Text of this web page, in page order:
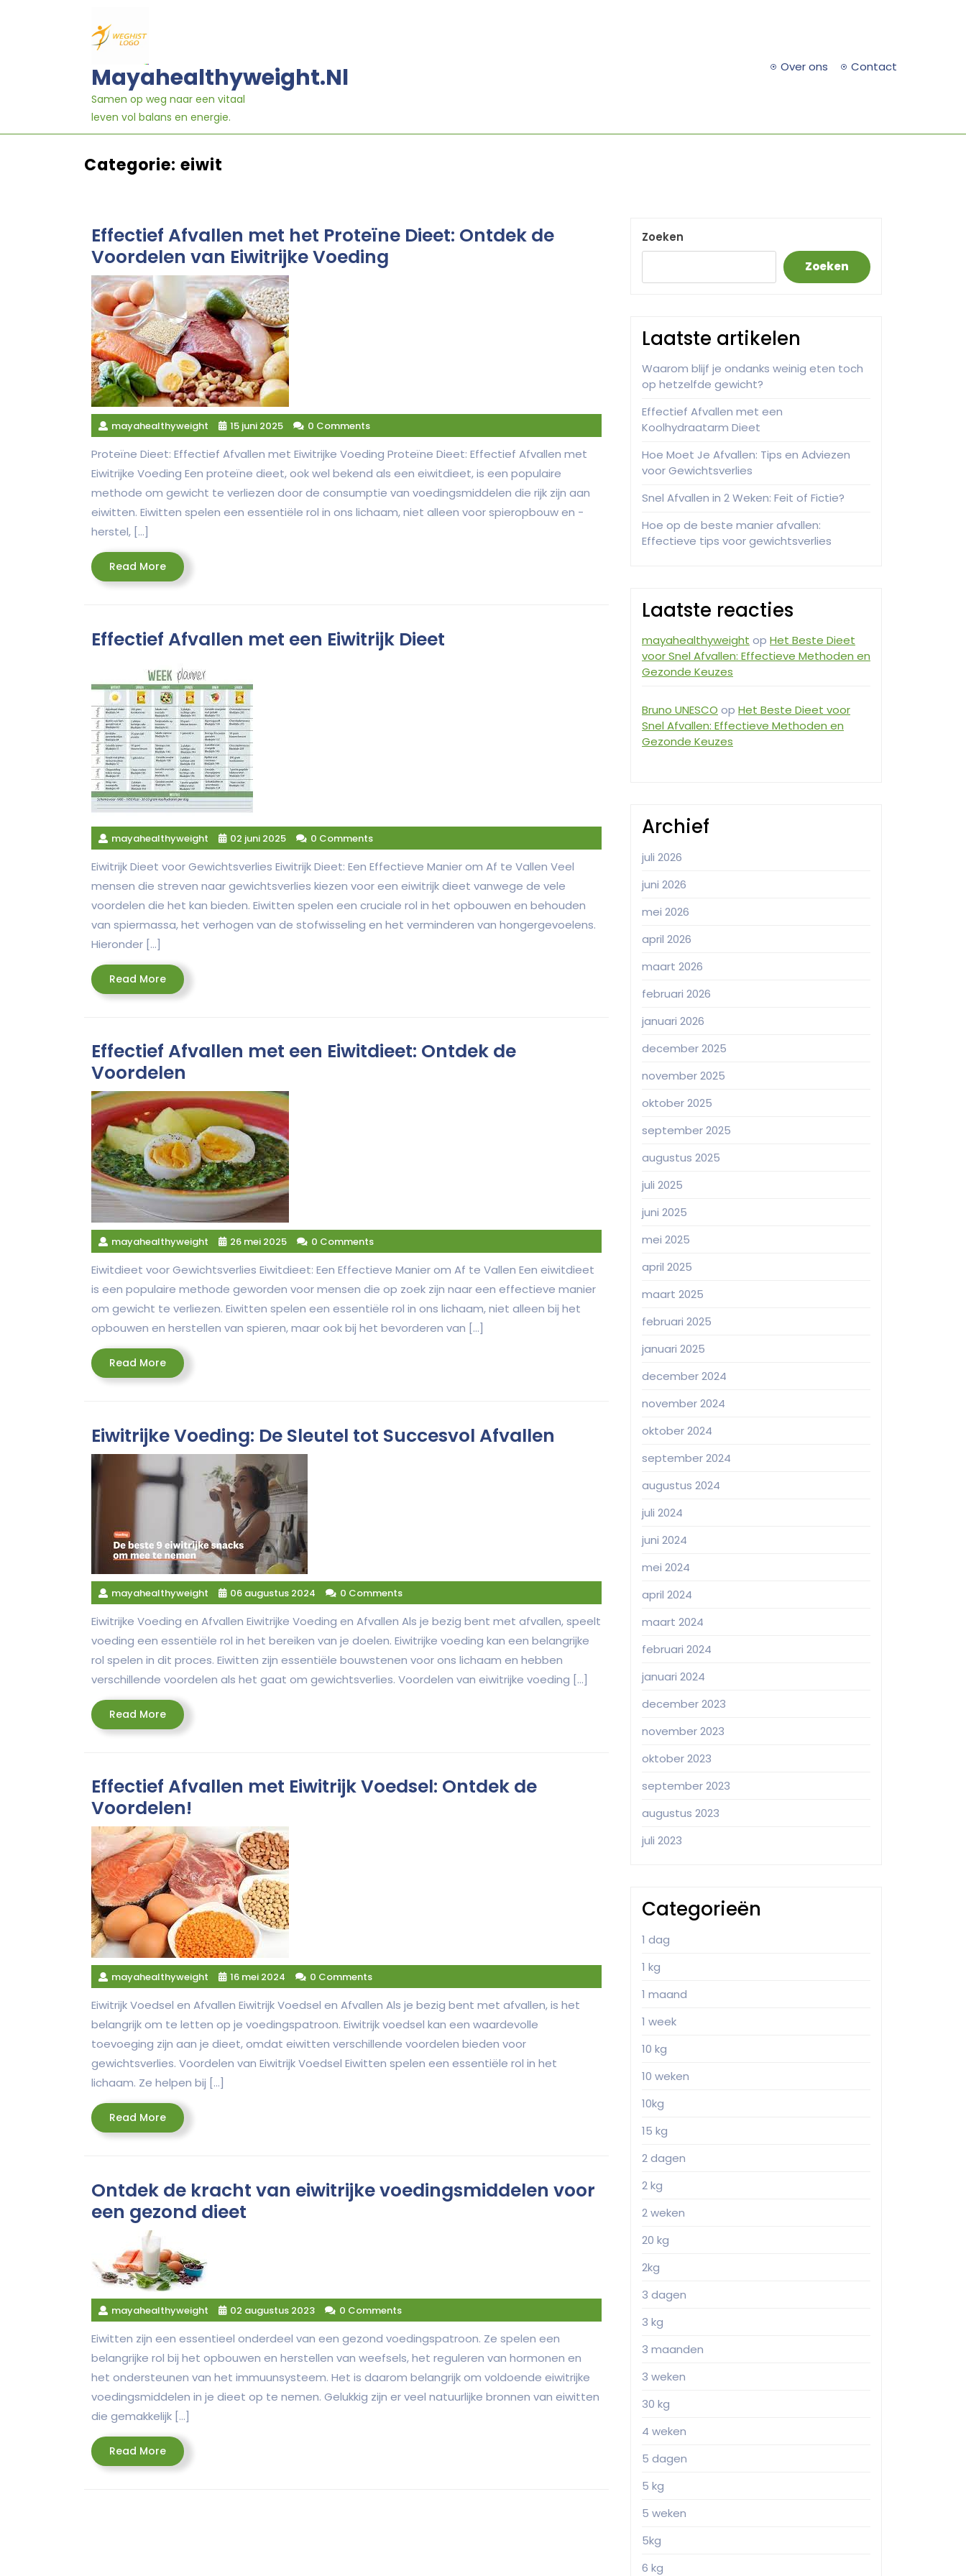
Mayahealthyweight.nl
Samen op weg naar een vitaal
leven vol balans en energie.
Over ons Contact
Categorie: eiwit
Effectief Afvallen met het Proteïne Dieet: Ontdek de
Voordelen van Eiwitrijke Voeding
mayahealthyweight 15 juni 2025 0 Comments
Proteïne Dieet: Effectief Afvallen met Eiwitrijke Voeding Proteïne Dieet: Effectief Afvallen met
Eiwitrijke Voeding Een proteïne dieet, ook wel bekend als een eiwitdieet, is een populaire
methode om gewicht te verliezen door de consumptie van voedingsmiddelen die rijk zijn aan
eiwitten. Eiwitten spelen een essentiële rol in ons lichaam, niet alleen voor spieropbouw en -
herstel, […]
Read MoreRead
More
Effectief Afvallen met een Eiwitrijk Dieet
mayahealthyweight 02 juni 2025 0 Comments
Eiwitrijk Dieet voor Gewichtsverlies Eiwitrijk Dieet: Een Effectieve Manier om Af te Vallen Veel
mensen die streven naar gewichtsverlies kiezen voor een eiwitrijk dieet vanwege de vele
voordelen die het kan bieden. Eiwitten spelen een cruciale rol in het opbouwen en behouden
van spiermassa, het verhogen van de stofwisseling en het verminderen van hongergevoelens.
Hieronder […]
Read MoreRead
More
Effectief Afvallen met een Eiwitdieet: Ontdek de
Voordelen
mayahealthyweight 26 mei 2025 0 Comments
Eiwitdieet voor Gewichtsverlies Eiwitdieet: Een Effectieve Manier om Af te Vallen Een eiwitdieet
is een populaire methode geworden voor mensen die op zoek zijn naar een effectieve manier
om gewicht te verliezen. Eiwitten spelen een essentiële rol in ons lichaam, niet alleen bij het
opbouwen en herstellen van spieren, maar ook bij het bevorderen van […]
Read MoreRead
More
Eiwitrijke Voeding: De Sleutel tot Succesvol Afvallen
mayahealthyweight 06 augustus 2024 0 Comments
Eiwitrijke Voeding en Afvallen Eiwitrijke Voeding en Afvallen Als je bezig bent met afvallen, speelt
voeding een essentiële rol in het bereiken van je doelen. Eiwitrijke voeding kan een belangrijke
rol spelen in dit proces. Eiwitten zijn essentiële bouwstenen voor ons lichaam en hebben
verschillende voordelen als het gaat om gewichtsverlies. Voordelen van eiwitrijke voeding […]
Read MoreRead
More
Effectief Afvallen met Eiwitrijk Voedsel: Ontdek de
Voordelen!
mayahealthyweight 16 mei 2024 0 Comments
Eiwitrijk Voedsel en Afvallen Eiwitrijk Voedsel en Afvallen Als je bezig bent met afvallen, is het
belangrijk om te letten op je voedingspatroon. Eiwitrijk voedsel kan een waardevolle
toevoeging zijn aan je dieet, omdat eiwitten verschillende voordelen bieden voor
gewichtsverlies. Voordelen van Eiwitrijk Voedsel Eiwitten spelen een essentiële rol in het
lichaam. Ze helpen bij […]
Read MoreRead
More
Ontdek de kracht van eiwitrijke voedingsmiddelen voor
een gezond dieet
mayahealthyweight 02 augustus 2023 0 Comments
Eiwitten zijn een essentieel onderdeel van een gezond voedingspatroon. Ze spelen een
belangrijke rol bij het opbouwen en herstellen van weefsels, het reguleren van hormonen en
het ondersteunen van het immuunsysteem. Het is daarom belangrijk om voldoende eiwitrijke
voedingsmiddelen in je dieet op te nemen. Gelukkig zijn er veel natuurlijke bronnen van eiwitten
die gemakkelijk […]
Read MoreRead
More
Zoeken
Zoeken
Laatste artikelen
Waarom blijf je ondanks weinig eten toch
op hetzelfde gewicht?
Effectief Afvallen met een
Koolhydraatarm Dieet
Hoe Moet Je Afvallen: Tips en Adviezen
voor Gewichtsverlies
Snel Afvallen in 2 Weken: Feit of Fictie?
Hoe op de beste manier afvallen:
Effectieve tips voor gewichtsverlies
Laatste reacties
mayahealthyweight op Het Beste Dieet
voor Snel Afvallen: Effectieve Methoden en
Gezonde Keuzes
Bruno UNESCO op Het Beste Dieet voor
Snel Afvallen: Effectieve Methoden en
Gezonde Keuzes
Archief
juli 2026
juni 2026
mei 2026
april 2026
maart 2026
februari 2026
januari 2026
december 2025
november 2025
oktober 2025
september 2025
augustus 2025
juli 2025
juni 2025
mei 2025
april 2025
maart 2025
februari 2025
januari 2025
december 2024
november 2024
oktober 2024
september 2024
augustus 2024
juli 2024
juni 2024
mei 2024
april 2024
maart 2024
februari 2024
januari 2024
december 2023
november 2023
oktober 2023
september 2023
augustus 2023
juli 2023
Categorieën
1 dag
1 kg
1 maand
1 week
10 kg
10 weken
10kg
15 kg
2 dagen
2 kg
2 weken
20 kg
2kg
3 dagen
3 kg
3 maanden
3 weken
30 kg
4 weken
5 dagen
5 kg
5 weken
5kg
6 kg